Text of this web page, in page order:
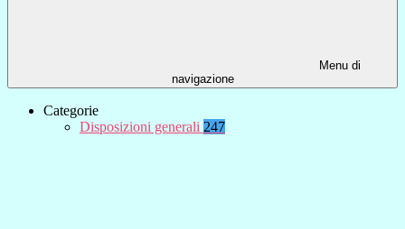
Menu di
navigazione
Categorie
Disposizioni generali 247